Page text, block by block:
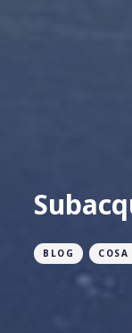
BLOG COSA